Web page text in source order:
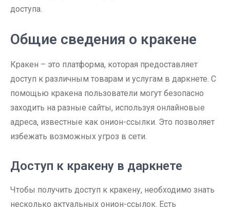
доступа.
Общие сведения о кракене
Кракен – это платформа, которая предоставляет
доступ к различным товарам и услугам в даркнете. С
помощью кракена пользователи могут безопасно
заходить на разные сайты, используя онлайновые
адреса, известные как онион-ссылки. Это позволяет
избежать возможных угроз в сети.
Доступ к кракену в даркнете
Чтобы получить доступ к кракену, необходимо знать
несколько актуальных онион-ссылок. Есть